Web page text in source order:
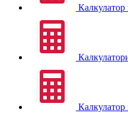
Калкулатор